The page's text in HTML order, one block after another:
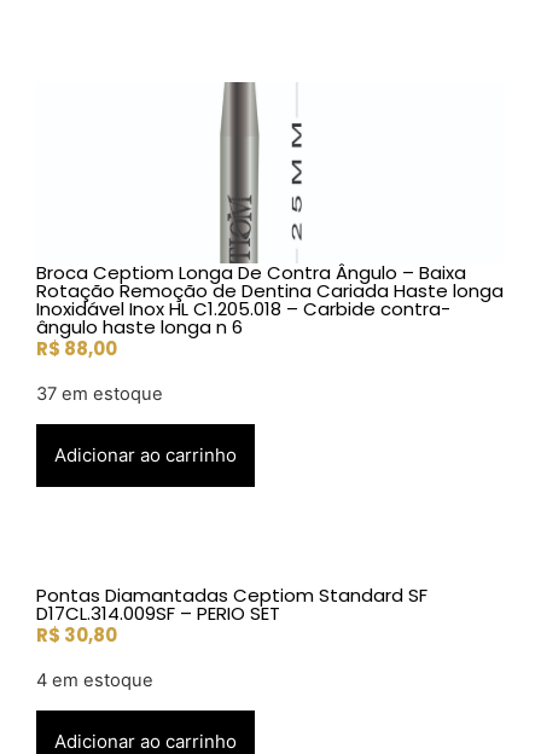
Broca Ceptiom Longa De Contra Ângulo – Baixa
Rotação Remoção de Dentina Cariada Haste longa
Inoxidável Inox HL C1.205.018 – Carbide contra-
ângulo haste longa n 6
R$ 88,00
37 em estoque
Adicionar ao carrinho
Pontas Diamantadas Ceptiom Standard SF
D17CL.314.009SF – PERIO SET
R$ 30,80
4 em estoque
Adicionar ao carrinho